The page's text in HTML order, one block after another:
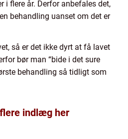
i flere år. Derfor anbefales det,
behandling uanset om det er
så er det ikke dyrt at få lavet
bør man “bide i det sure
behandling så tidligt som
indlæg her